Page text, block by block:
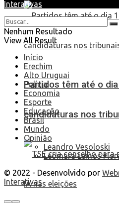
Partidos têm até o
candidaturas nos
Interativas
Nenhum Resultado
View All Result
Início
Erechim
Alto Uruguai
Polícia
Economia
Esporte
Educação
Brasil
Mundo
Opinião
Leandro Vesoloski
Leomara Lemos
© 2022 - Desenvolvido por
Interativas